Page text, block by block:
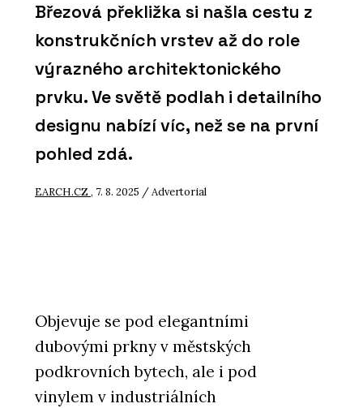
Březová překližka si našla cestu z
konstrukčních vrstev až do role
výrazného architektonického
prvku. Ve světě podlah i detailního
designu nabízí víc, než se na první
pohled zdá.
EARCH.CZ , 7. 8. 2025 / Advertorial
Objevuje se pod elegantními
dubovými prkny v městských
podkrovních bytech, ale i pod
vinylem v industriálních